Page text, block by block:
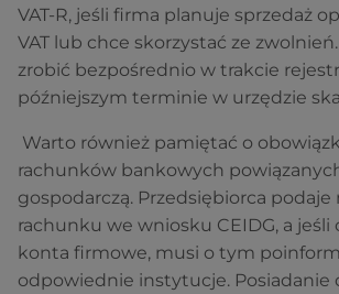
VAT-R, jeśli firma planuje sprzedaż
VAT lub chce skorzystać ze
zrobić bezpośrednio w trakcie
późniejszym terminie w urzędzie
Warto również pamiętać o
rachunków bankowych
gospodarczą. Przedsiębiorca
rachunku we wniosku CEIDG, a
konta firmowe, musi o tym
odpowiednie instytucje. Posiadanie